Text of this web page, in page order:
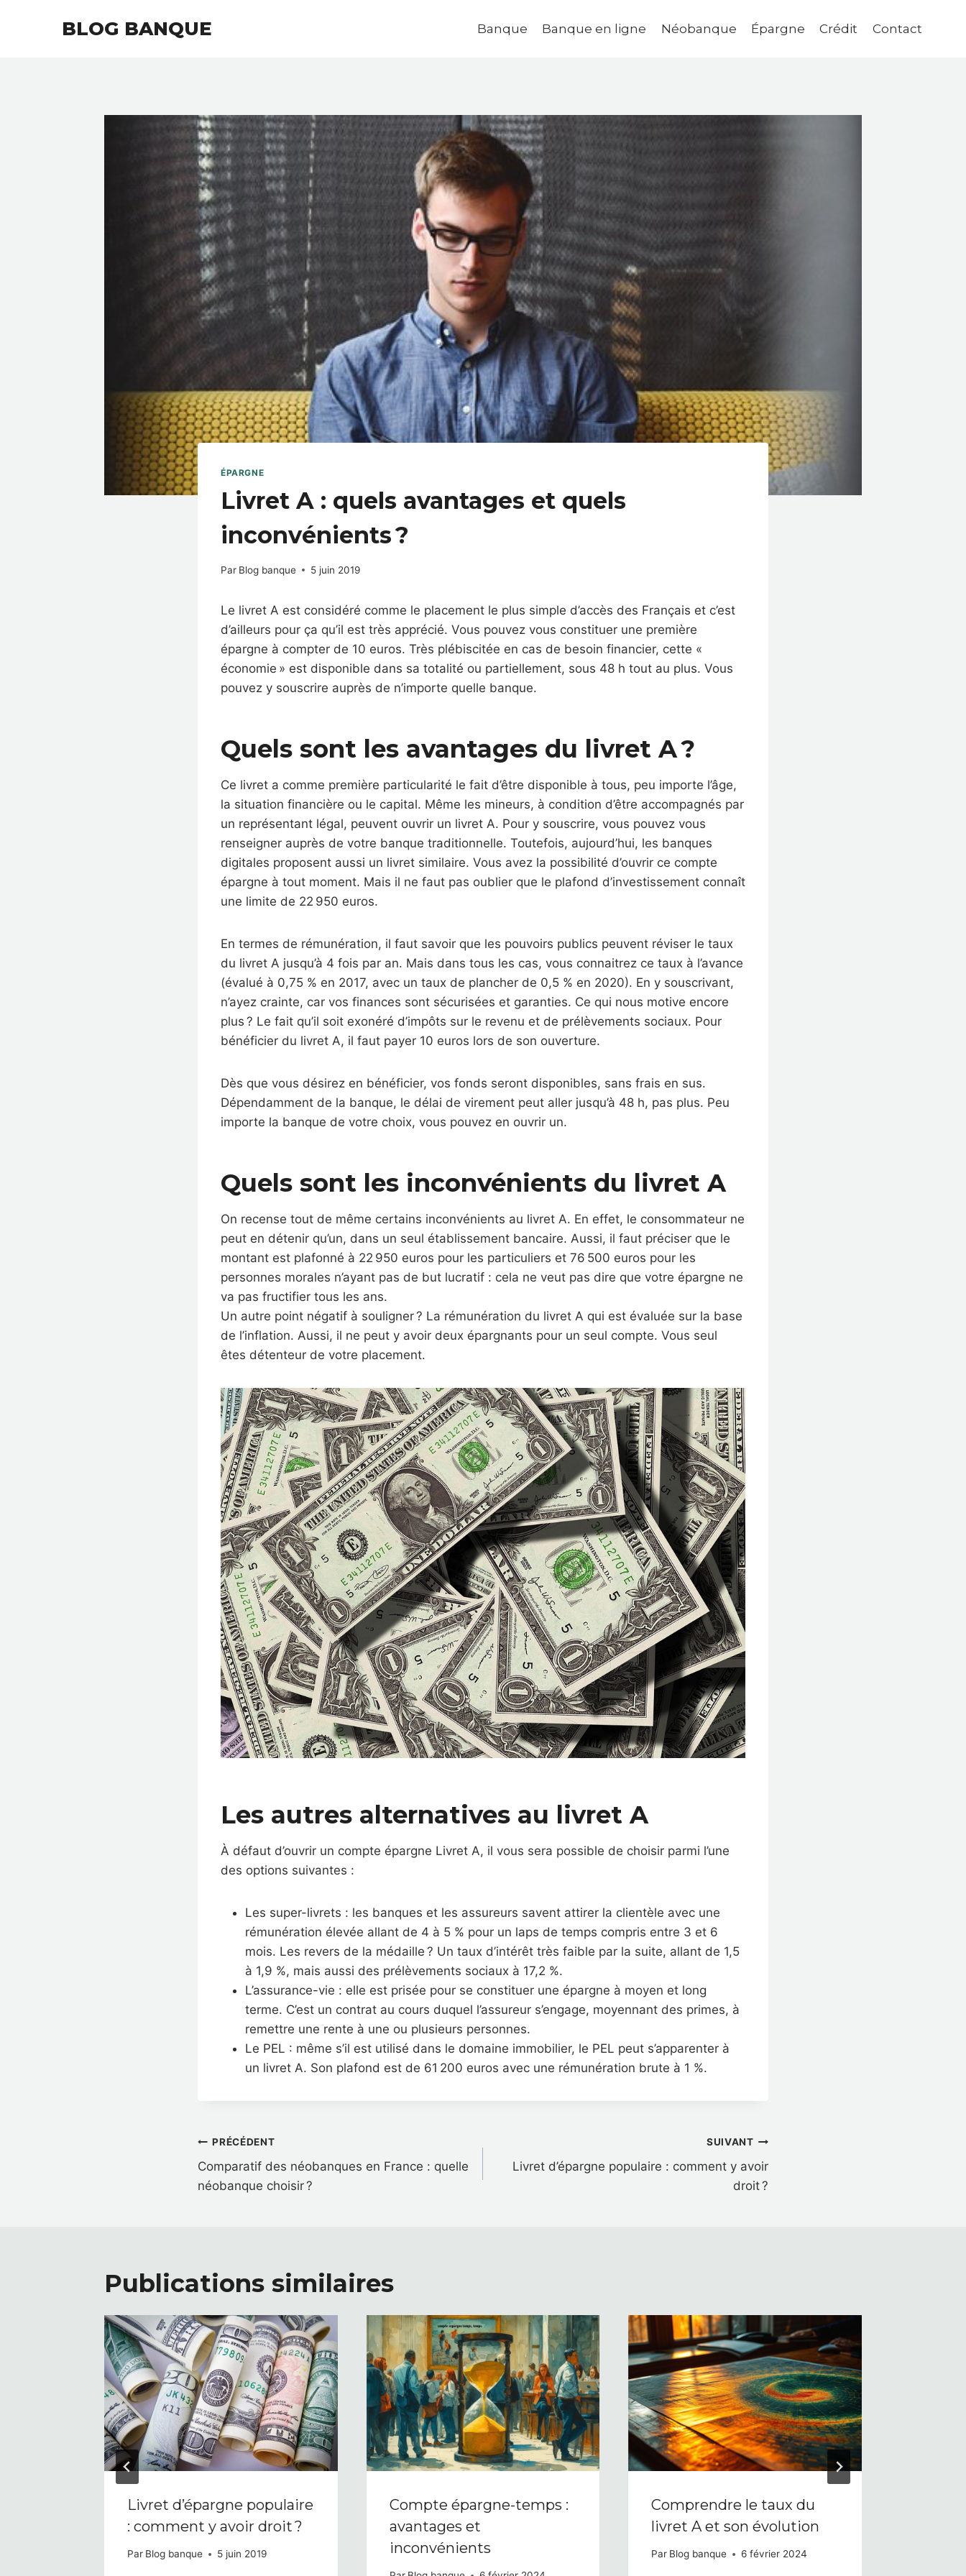
BLOG BANQUE Banque Banque en ligne Néobanque Épargne Crédit Contact
ÉPARGNE
Livret A : quels avantages et quels
inconvénients ?
Par Blog banque 5 juin 2019
Le livret A est considéré comme le placement le plus simple d’accès des Français et c’est
d’ailleurs pour ça qu’il est très apprécié. Vous pouvez vous constituer une première
épargne à compter de 10 euros. Très plébiscitée en cas de besoin financier, cette «
économie » est disponible dans sa totalité ou partiellement, sous 48 h tout au plus. Vous
pouvez y souscrire auprès de n’importe quelle banque.
Quels sont les avantages du livret A ?
Ce livret a comme première particularité le fait d’être disponible à tous, peu importe l’âge,
la situation financière ou le capital. Même les mineurs, à condition d’être accompagnés par
un représentant légal, peuvent ouvrir un livret A. Pour y souscrire, vous pouvez vous
renseigner auprès de votre banque traditionnelle. Toutefois, aujourd’hui, les banques
digitales proposent aussi un livret similaire. Vous avez la possibilité d’ouvrir ce compte
épargne à tout moment. Mais il ne faut pas oublier que le plafond d’investissement connaît
une limite de 22 950 euros.
En termes de rémunération, il faut savoir que les pouvoirs publics peuvent réviser le taux
du livret A jusqu’à 4 fois par an. Mais dans tous les cas, vous connaitrez ce taux à l’avance
(évalué à 0,75 % en 2017, avec un taux de plancher de 0,5 % en 2020). En y souscrivant,
n’ayez crainte, car vos finances sont sécurisées et garanties. Ce qui nous motive encore
plus ? Le fait qu’il soit exonéré d’impôts sur le revenu et de prélèvements sociaux. Pour
bénéficier du livret A, il faut payer 10 euros lors de son ouverture.
Dès que vous désirez en bénéficier, vos fonds seront disponibles, sans frais en sus.
Dépendamment de la banque, le délai de virement peut aller jusqu’à 48 h, pas plus. Peu
importe la banque de votre choix, vous pouvez en ouvrir un.
Quels sont les inconvénients du livret A
On recense tout de même certains inconvénients au livret A. En effet, le consommateur ne
peut en détenir qu’un, dans un seul établissement bancaire. Aussi, il faut préciser que le
montant est plafonné à 22 950 euros pour les particuliers et 76 500 euros pour les
personnes morales n’ayant pas de but lucratif : cela ne veut pas dire que votre épargne ne
va pas fructifier tous les ans.
Un autre point négatif à souligner ? La rémunération du livret A qui est évaluée sur la base
de l’inflation. Aussi, il ne peut y avoir deux épargnants pour un seul compte. Vous seul
êtes détenteur de votre placement.
Les autres alternatives au livret A
À défaut d’ouvrir un compte épargne Livret A, il vous sera possible de choisir parmi l’une
des options suivantes :
Les super-livrets : les banques et les assureurs savent attirer la clientèle avec une
rémunération élevée allant de 4 à 5 % pour un laps de temps compris entre 3 et 6
mois. Les revers de la médaille ? Un taux d’intérêt très faible par la suite, allant de 1,5
à 1,9 %, mais aussi des prélèvements sociaux à 17,2 %.
L’assurance-vie : elle est prisée pour se constituer une épargne à moyen et long
terme. C’est un contrat au cours duquel l’assureur s’engage, moyennant des primes, à
remettre une rente à une ou plusieurs personnes.
Le PEL : même s’il est utilisé dans le domaine immobilier, le PEL peut s’apparenter à
un livret A. Son plafond est de 61 200 euros avec une rémunération brute à 1 %.
Navigation
de
l’article
PRÉCÉDENT
Comparatif des néobanques en France : quelle
néobanque choisir ?
SUIVANT
Livret d’épargne populaire : comment y avoir
droit ?
Publications similaires
Livret d’épargne populaire
: comment y avoir droit ?
Par Blog banque 5 juin 2019
Compte épargne-temps :
avantages et
inconvénients
Comprendre le taux du
livret A et son évolution
Par Blog banque 6 février 2024